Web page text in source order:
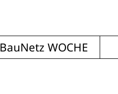
BauNetz WOCHE